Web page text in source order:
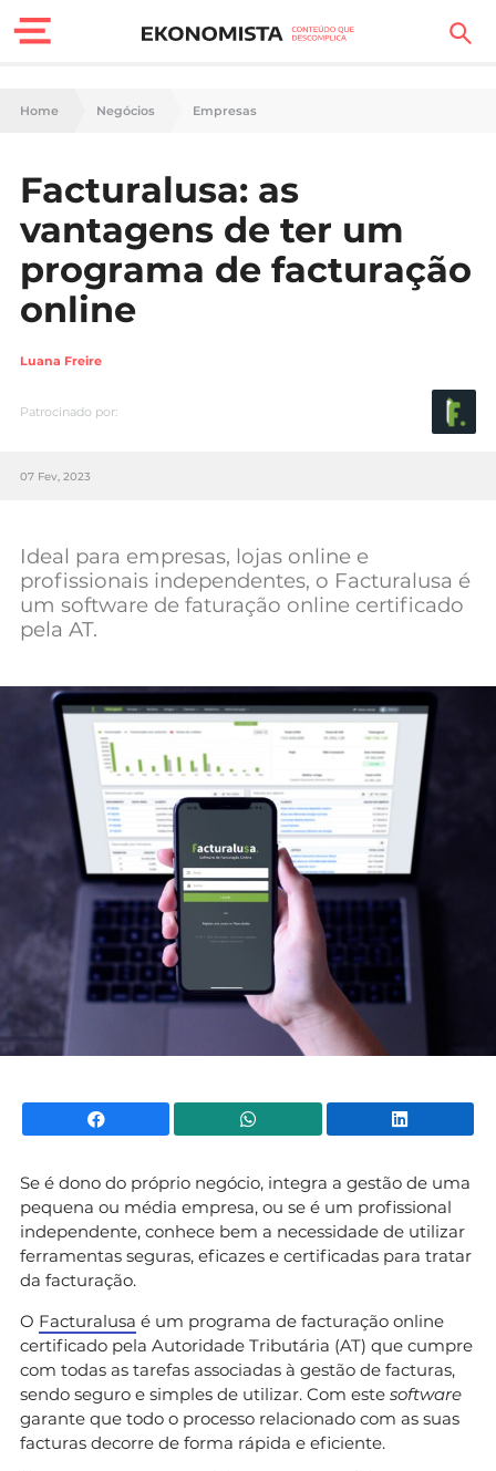
Finanças Pessoais
Carreira
Casa
Lifestyle
Sociedade
Tecnologia
Negócios
Home Negócios Empresas
Facturalusa: as
vantagens de ter um
programa de facturação
online
Luana Freire
Patrocinado por:
07 Fev, 2023
Ideal para empresas, lojas online e
profissionais independentes, o Facturalusa é
um software de faturação online certificado
pela AT.
Facebook WhatsApp
Se é dono do próprio negócio, integra a gestão de uma
pequena ou média empresa, ou se é um profissional
independente, conhece bem a necessidade de utilizar
ferramentas seguras, eficazes e certificadas para tratar
da facturação.
O Facturalusa é um programa de facturação online
certificado pela Autoridade Tributária (AT) que cumpre
com todas as tarefas associadas à gestão de facturas,
sendo seguro e simples de utilizar. Com este software
garante que todo o processo relacionado com as suas
facturas decorre de forma rápida e eficiente.